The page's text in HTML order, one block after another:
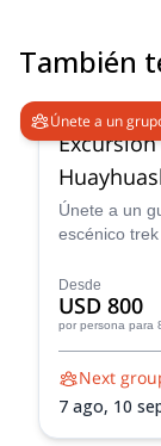
enthusiastic tour
También
Únete a un
Únete a un
escénico
Desde
USD 800
por persona para
Next
7 ago, 10